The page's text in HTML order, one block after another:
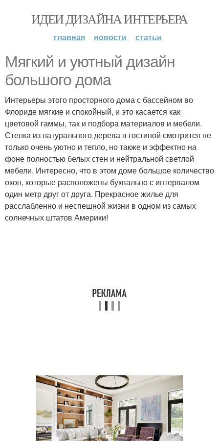
ИДЕИ ДИЗАЙНА ИНТЕРЬЕРА
главная новости статьи
Мягкий и уютный дизайн
большого дома
Интерьеры этого просторного дома с бассейном во
Флориде мягкие и спокойный, и это касается как
цветовой гаммы, так и подбора материалов и мебели.
Стенка из натурального дерева в гостиной смотрится не
только очень уютно и тепло, но также и эффектно на
фоне полностью белых стен и нейтральной светлой
мебели. Интересно, что в этом доме большое количество
окон, которые расположены буквально с интервалом
один метр друг от друга. Прекрасное жилье для
расслабленно и неспешной жизни в одном из самых
солнечных штатов Америки!